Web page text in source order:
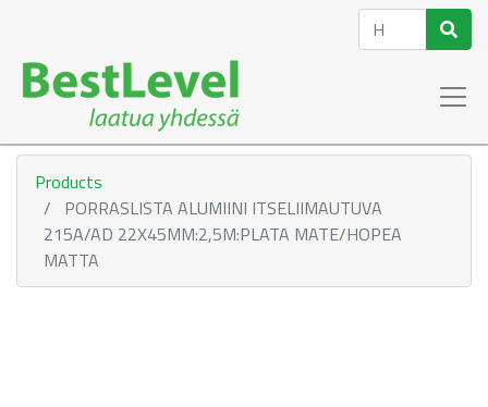
Products
PORRASLISTA ALUMIINI ITSELIIMAUTUVA
215A/AD 22X45MM:2,5M:PLATA MATE/HOPEA
MATTA